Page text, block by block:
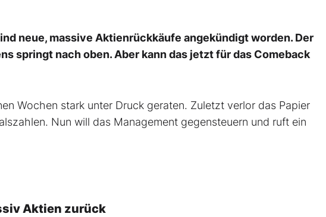
neue, massive Aktienrückkäufe angekündigt worden. Der
springt nach oben. Aber kann das jetzt für das Comeback
Wochen stark unter Druck geraten. Zuletzt verlor das Papier
Nun will das Management gegensteuern und ruft ein
Aktien zurück